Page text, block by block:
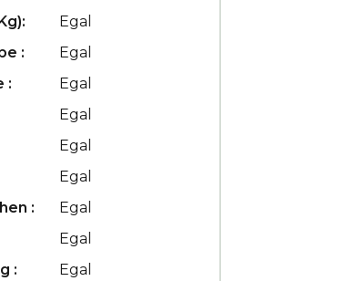
Egal
:
Egal
:
Egal
Egal
Egal
Egal
:
Egal
Egal
:
Egal